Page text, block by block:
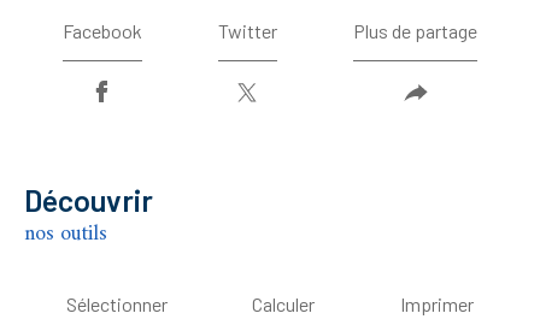
Facebook Twitter Plus de partage
découvrir
nos outils
Sélectionner Calculer Imprimer